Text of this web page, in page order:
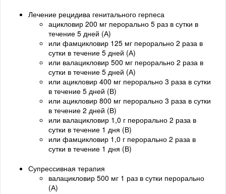
Лечение рецидива генитального герпеса
ацикловир 200 мг перорально 5 раз в сутки в
течение 5 дней (А)
или фамцикловир 125 мг перорально 2 раза в
сутки в течение 5 дней (А)
или валацикловир 500 мг перорально 2 раза в
сутки в течение 5 дней (А)
или ацикловир 400 мг перорально 3 раза в сутки
в течение 5 дней (В)
или ацикловир 800 мг перорально 3 раза в сутки
в течение 2 дней (В)
или валацикловир 1,0 г перорально 2 раза в
сутки в течение 1 дня (В)
или фамцикловир 1,0 г перорально 2 раза в
сутки в течение 1 дня (В)
Супрессивная терапия
валацикловир 500 мг 1 раз в сутки перорально
(А)